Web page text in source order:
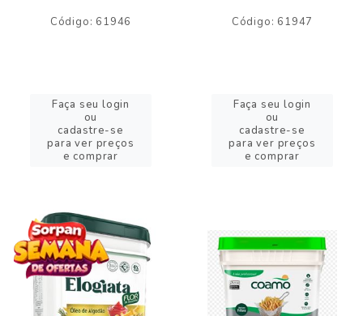
Código: 61946
Faça seu login
ou
cadastre-se
para ver preços
e comprar
Código: 61947
Faça seu login
ou
cadastre-se
para ver preços
e comprar